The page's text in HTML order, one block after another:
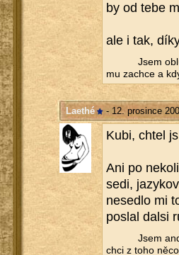
by od tebe
ale i tak,
Jsem
mu za­chce a
Laethé - 12. prosince
Kubi, chtel
Ani po
sedi,
ne­sed­lo mi
po­slal dalsi
Jsem
chci z toho